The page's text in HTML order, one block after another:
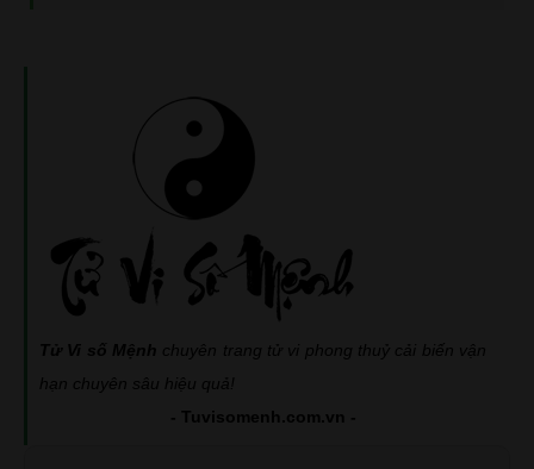
Tử Vi số Mệnh chuyên trang tử vi phong thuỷ cải biến vận
hạn chuyên sâu hiệu quả!
- Tuvisomenh.com.vn -